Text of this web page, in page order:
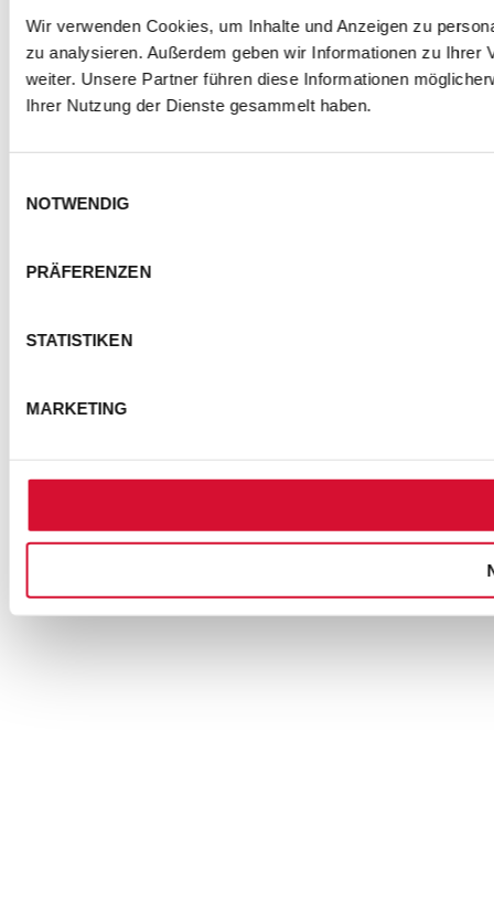
Wir verwenden Cookies, um Inhalte und Anzeigen zu
zu analysieren. Außerdem geben wir Informationen zu
weiter. Unsere Partner führen diese Informationen
Ihrer Nutzung der Dienste gesammelt haben.
NOTWENDIG
PRÄFERENZEN
STATISTIKEN
MARKETING